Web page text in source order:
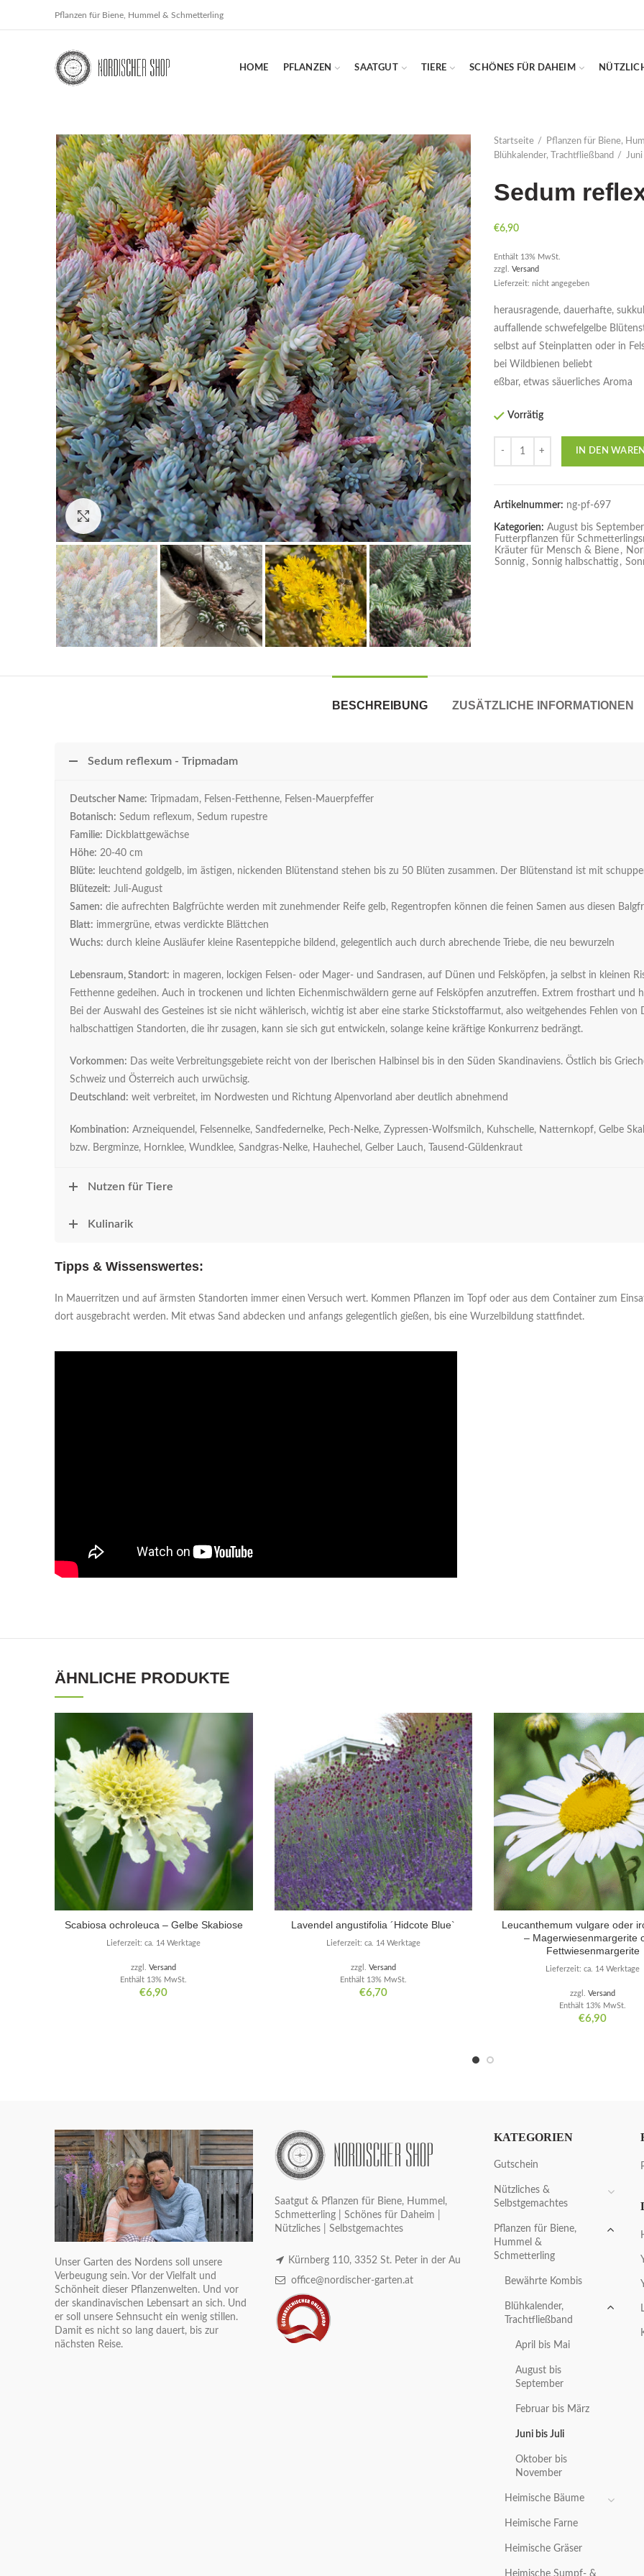
Pflanzen für Biene, Hummel & Schmetterling
HOME PFLANZEN SAATGUT TIERE SCHÖNES FÜR DAHEIM
Click to enlarge
Startseite
Pflanzen für Biene,
Blühkalender, Trachtfließband
Juni
Sedum
€6,90
Enthält 13% MwSt.
zzgl. Versand
Lieferzeit: nicht angegeben
herausragende, dauerhafte,
auffallende schwefelgelbe
selbst auf Steinplatten oder in
bei Wildbienen beliebt
eßbar, etwas säuerliches Aroma
Vorrätig
IN DEN
Artikelnummer: ng-pf-697
Kategorien: August bis September
Futterpflanzen für
Kräuter für Mensch & Biene ,
Sonnig , Sonnig halbschattig ,
BESCHREIBUNG ZUSÄTZLICHE INFORMATIONEN
Sedum reflexum - Tripmadam
Deutscher Name: Tripmadam, Felsen-Fetthenne, Felsen-Mauerpfeffer
Botanisch: Sedum reflexum, Sedum rupestre
Familie: Dickblattgewächse
Höhe: 20-40 cm
Blüte: leuchtend goldgelb, im ästigen, nickenden Blütenstand stehen bis zu 50 Blüten zusammen. Der Blütenstand ist mit
Blütezeit: Juli-August
Samen: die aufrechten Balgfrüchte werden mit zunehmender Reife gelb, Regentropfen können die feinen Samen aus diesen
Blatt: immergrüne, etwas verdickte Blättchen
Wuchs: durch kleine Ausläufer kleine Rasenteppiche bildend, gelegentlich auch durch abrechende Triebe, die neu bewurzeln
Lebensraum, Standort: in mageren, lockigen Felsen- oder Mager- und Sandrasen, auf Dünen und Felsköpfen, ja selbst in kleinen
Fetthenne gedeihen. Auch in trockenen und lichten Eichenmischwäldern gerne auf Felsköpfen anzutreffen. Extrem frosthart und
Bei der Auswahl des Gesteines ist sie nicht wählerisch, wichtig ist aber eine starke Stickstoffarmut, also weitgehendes Fehlen
halbschattigen Standorten, die ihr zusagen, kann sie sich gut entwickeln, solange keine kräftige Konkurrenz bedrängt.
Vorkommen: Das weite Verbreitungsgebiete reicht von der Iberischen Halbinsel bis in den Süden Skandinaviens. Östlich bis
Schweiz und Österreich auch urwüchsig.
Deutschland: weit verbreitet, im Nordwesten und Richtung Alpenvorland aber deutlich abnehmend
Kombination: Arzneiquendel, Felsennelke, Sandfedernelke, Pech-Nelke, Zypressen-Wolfsmilch, Kuhschelle, Natternkopf, Gelbe
bzw. Bergminze, Hornklee, Wundklee, Sandgras-Nelke, Hauhechel, Gelber Lauch, Tausend-Güldenkraut
Nutzen für Tiere
Kulinarik
Tipps & Wissenswertes:
In Mauerritzen und auf ärmsten Standorten immer einen Versuch wert. Kommen Pflanzen im Topf oder aus dem Container zum
dort ausgebracht werden. Mit etwas Sand abdecken und anfangs gelegentlich gießen, bis eine Wurzelbildung stattfindet.
ÄHNLICHE PRODUKTE
Scabiosa ochroleuca – Gelbe Skabiose
€6,90
Enthält 13% MwSt.
zzgl.Versand
Lieferzeit: ca. 14 Werktage
Lavendel angustifolia ´Hidcote Blue`
€6,70
Enthält 13% MwSt.
zzgl. Versand
Lieferzeit: ca. 14 Werktage
Leucanthemum vulgare oder
– Magerwiesenmargerite
Fettwiesenmargerite
€6,90
Enthält 13% MwSt.
zzgl.Versand
Lieferzeit: ca. 14 Werktage
Unser Garten des Nordens soll unsere
Verbeugung sein. Vor der Vielfalt und
Schönheit dieser Pflanzenwelten. Und vor
der skandinavischen Lebensart an sich. Und
er soll unsere Sehnsucht ein wenig stillen.
Damit es nicht so lang dauert, bis zur
nächsten Reise.
Saatgut & Pflanzen für Biene, Hummel,
Schmetterling | Schönes für Daheim |
Nützliches | Selbstgemachtes
Kürnberg 110, 3352 St. Peter in der Au
office@nordischer-garten.at
KATEGORIEN
Gutschein
Nützliches &
Selbstgemachtes
Pflanzen für Biene,
Hummel &
Schmetterling
Bewährte Kombis
Blühkalender,
Trachtfließband
April bis Mai
August bis
September
Februar bis März
Juni bis Juli
Oktober bis
November
Heimische Bäume
Heimische Farne
Heimische Gräser
Heimische Sumpf- &